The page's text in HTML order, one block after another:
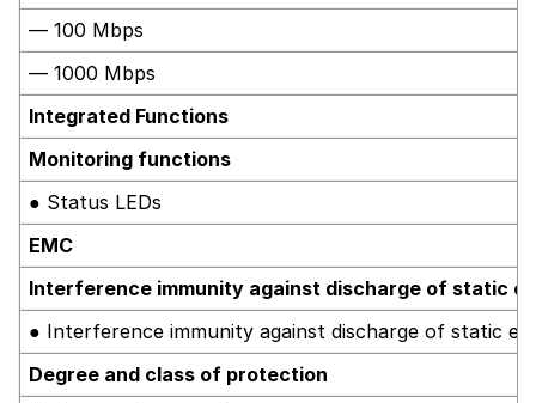
— 100 Mbps
— 1000 Mbps
Integrated Functions
Monitoring functions
● Status LEDs
EMC
Interference immunity against discharge of static
● Interference immunity against discharge of static
Degree and class of protection